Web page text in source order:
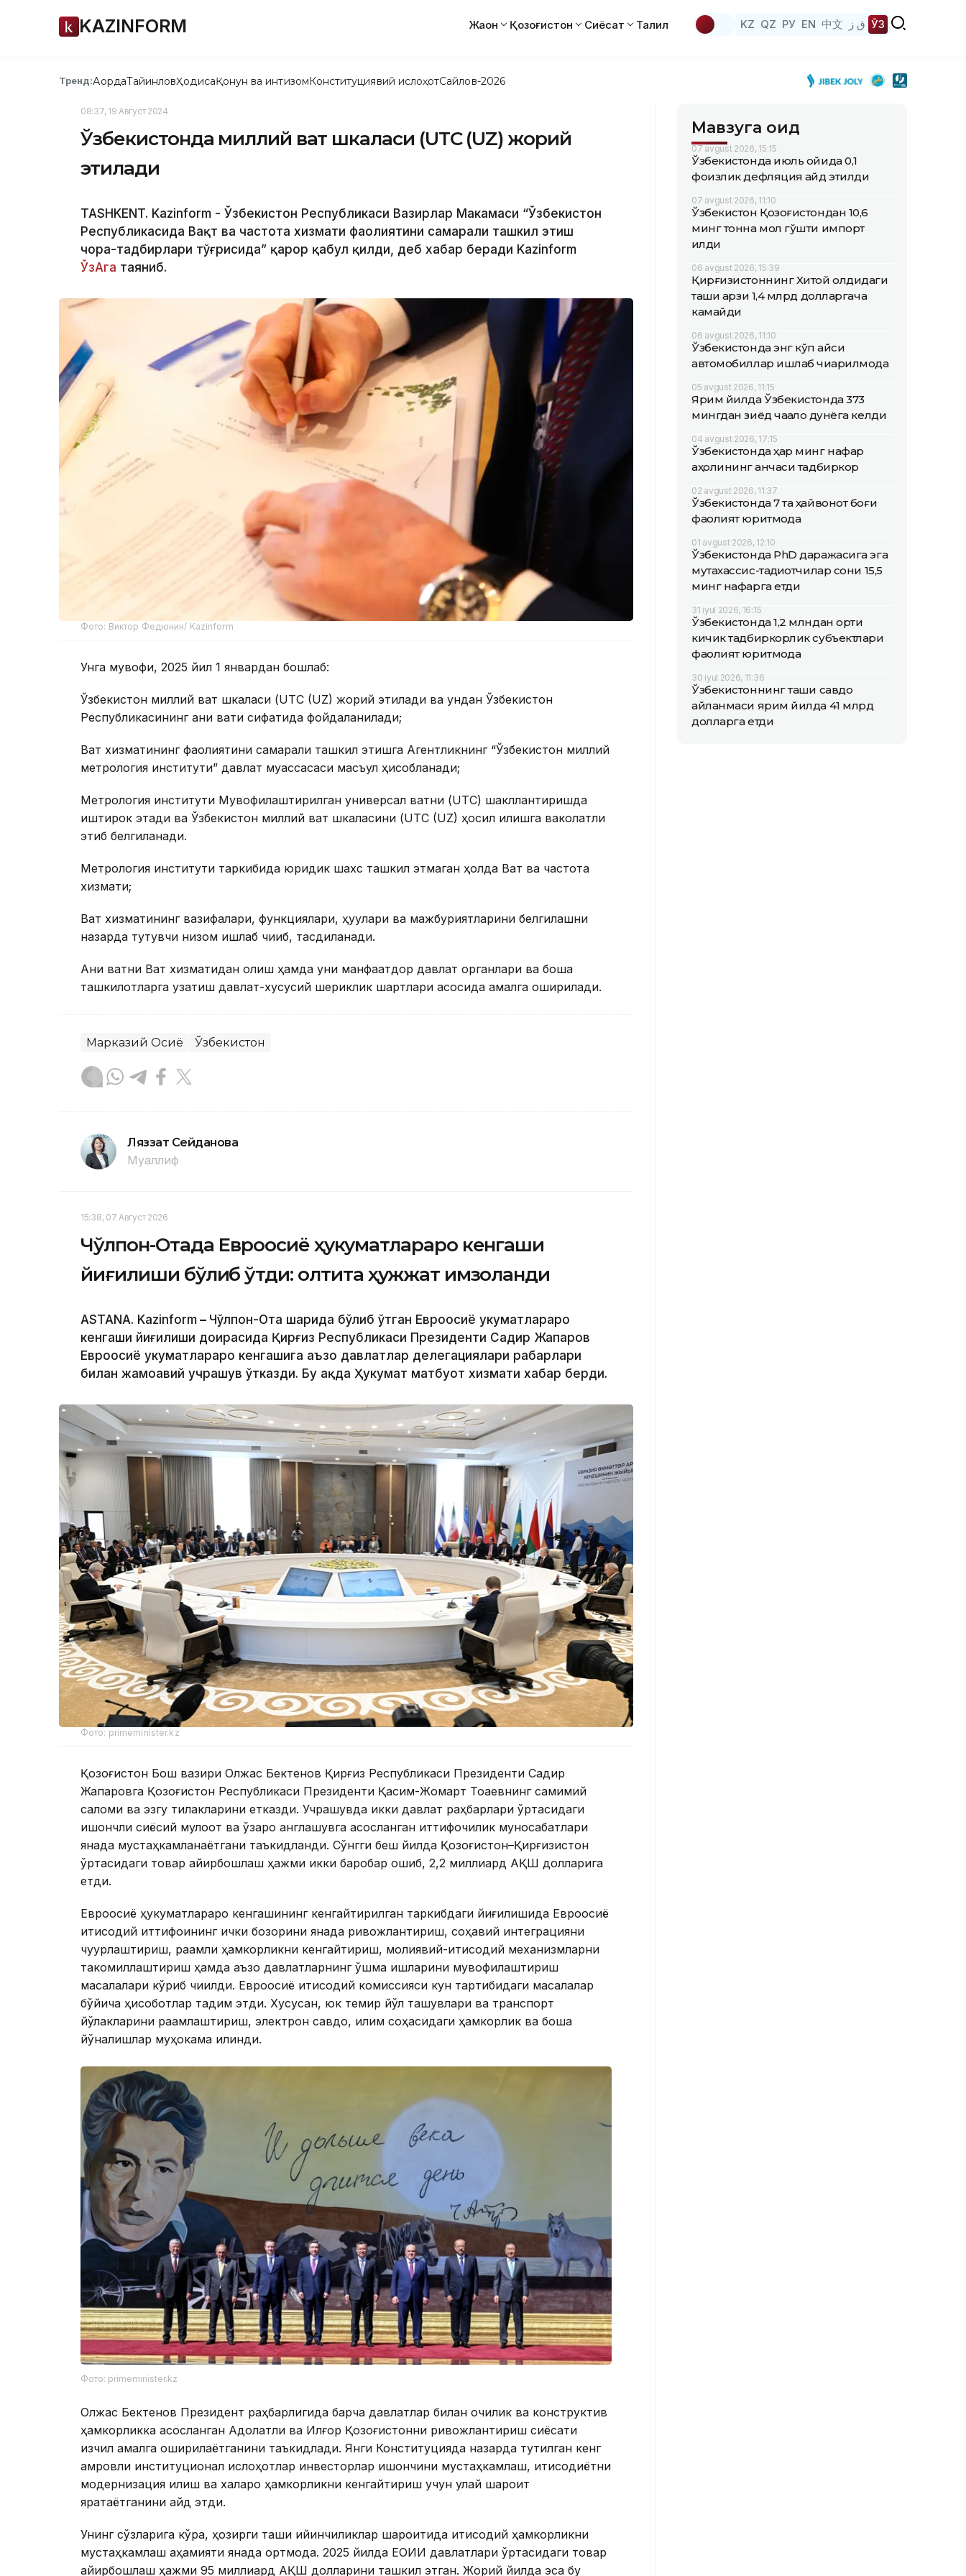
KAZINFORM Жаҳон Қозоғистон Сиёсат Таҳлил KZ QZ РУ EN 中文 ق ز ЎЗ
Тренд:АқордаТайинловҲодисаҚонун ва интизомКонституциявий ислоҳотСайлов-2026
08:37, 19 Август 2024
Ўзбекистонда миллий вақт шкаласи (UTC (UZ) жорий
этилади
TASHKENT. Kazinform - Ўзбекистон Республикаси Вазирлар Маҳкамаси “Ўзбекистон
Республикасида Вақт ва частота хизмати фаолиятини самарали ташкил этиш
чора-тадбирлари тўғрисида” қарор қабул қилди, деб хабар беради Kazinform
ЎзАга таяниб.
Фото: Виктор Федюнин/ Kazinform
Унга мувофиқ, 2025 йил 1 январдан бошлаб:
Ўзбекистон миллий вақт шкаласи (UTC (UZ) жорий этилади ва ундан Ўзбекистон
Республикасининг аниқ вақти сифатида фойдаланилади;
Вақт хизматининг фаолиятини самарали ташкил этишга Агентликнинг “Ўзбекистон миллий
метрология институти” давлат муассасаси масъул ҳисобланади;
Метрология институти Мувофиқлаштирилган универсал вақтни (UTC) шакллантиришда
иштирок этади ва Ўзбекистон миллий вақт шкаласини (UTC (UZ) ҳосил қилишга ваколатли
этиб белгиланади.
Метрология институти таркибида юридик шахс ташкил этмаган ҳолда Вақт ва частота
хизмати;
Вақт хизматининг вазифалари, функциялари, ҳуқуқлари ва мажбуриятларини белгилашни
назарда тутувчи низом ишлаб чиқиб, тасдиқланади.
Аниқ вақтни Вақт хизматидан олиш ҳамда уни манфаатдор давлат органлари ва бошқа
ташкилотларга узатиш давлат-хусусий шериклик шартлари асосида амалга оширилади.
Марказий Осиё Ўзбекистон
Ляззат Сейданова
Муаллиф
15:38, 07 Август 2026
Чўлпон-Отада Евроосиё ҳукуматлараро кенгаши
йиғилиши бўлиб ўтди: олтита ҳужжат имзоланди
ASTANA. Kazinform – Чўлпон-Ота шаҳрида бўлиб ўтган Евроосиё ҳукуматлараро
кенгаши йиғилиши доирасида Қирғиз Республикаси Президенти Садир Жапаров
Евроосиё ҳукуматлараро кенгашига аъзо давлатлар делегациялари раҳбарлари
билан жамоавий учрашув ўтказди. Бу ҳақда Ҳукумат матбуот хизмати хабар берди.
Фото: primeminister.kz
Қозоғистон Бош вазири Олжас Бектенов Қирғиз Республикаси Президенти Садир
Жапаровга Қозоғистон Республикаси Президенти Қасим-Жомарт Тоқаевнинг самимий
саломи ва эзгу тилакларини етказди. Учрашувда икки давлат раҳбарлари ўртасидаги
ишончли сиёсий мулоқот ва ўзаро англашувга асосланган иттифоқчилик муносабатлари
янада мустаҳкамланаётгани таъкидланди. Сўнгги беш йилда Қозоғистон–Қирғизистон
ўртасидаги товар айирбошлаш ҳажми икки баробар ошиб, 2,2 миллиард АҚШ долларига
етди.
Евроосиё ҳукуматлараро кенгашининг кенгайтирилган таркибдаги йиғилишида Евроосиё
иқтисодий иттифоқининг ички бозорини янада ривожлантириш, соҳавий интеграцияни
чуқурлаштириш, рақамли ҳамкорликни кенгайтириш, молиявий-иқтисодий механизмларни
такомиллаштириш ҳамда аъзо давлатларнинг қўшма ишларини мувофиқлаштириш
масалалари кўриб чиқилди. Евроосиё иқтисодий комиссияси кун тартибидаги масалалар
бўйича ҳисоботлар тақдим этди. Хусусан, юк темир йўл ташувлари ва транспорт
йўлакларини рақамлаштириш, электрон савдо, иқлим соҳасидаги ҳамкорлик ва бошқа
йўналишлар муҳокама қилинди.
Фото: primeminister.kz
Олжас Бектенов Президент раҳбарлигида барча давлатлар билан очиқлик ва конструктив
ҳамкорликка асосланган Адолатли ва Илғор Қозоғистонни ривожлантириш сиёсати
изчил амалга оширилаётганини таъкидлади. Янги Конституцияда назарда тутилган кенг
қамровли институционал ислоҳотлар инвесторлар ишончини мустаҳкамлаш, иқтисодиётни
модернизация қилиш ва халқаро ҳамкорликни кенгайтириш учун қулай шароит
яратаётганини қайд этди.
Унинг сўзларига кўра, ҳозирги ташқи қийинчиликлар шароитида иқтисодий ҳамкорликни
мустаҳкамлаш аҳамияти янада ортмоқда. 2025 йилда ЕОИИ давлатлари ўртасидаги товар
айирбошлаш ҳажми 95 миллиард АҚШ долларини ташкил этган. Жорий йилда эса бу
Мавзуга оид
07 avgust 2026, 15:15
Ўзбекистонда июль ойида 0,1
фоизлик дефляция қайд этилди
07 avgust 2026, 11:10
Ўзбекистон Қозоғистондан 10,6
минг тонна мол гўшти импорт
қилди
06 avgust 2026, 15:39
Қирғизистоннинг Хитой олдидаги
ташқи қарзи 1,4 млрд долларгача
камайди
06 avgust 2026, 11:10
Ўзбекистонда энг кўп қайси
автомобиллар ишлаб чиқарилмоқда
05 avgust 2026, 11:15
Ярим йилда Ўзбекистонда 373
мингдан зиёд чақалоқ дунёга келди
04 avgust 2026, 17:15
Ўзбекистонда ҳар минг нафар
аҳолининг қанчаси тадбиркор
02 avgust 2026, 11:37
Ўзбекистонда 7 та ҳайвонот боғи
фаолият юритмоқда
01 avgust 2026, 12:10
Ўзбекистонда PhD даражасига эга
мутахассис-тадқиқотчилар сони 15,5
минг нафарга етди
31 iyul 2026, 16:15
Ўзбекистонда 1,2 млндан ортиқ
кичик тадбиркорлик субъектлари
фаолият юритмоқда
30 iyul 2026, 11:36
Ўзбекистоннинг ташқи савдо
айланмаси ярим йилда 41 млрд
долларга етди